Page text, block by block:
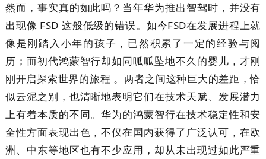
然而，事实真的如此吗？当年华为推出智驾时，并没有
出现像 FSD 这般低级的错误。如今FSD在发展进程上就
像是刚踏入小年的孩子，已然积累了一定的经验与阅
历；而初代鸿蒙智行却如同呱呱坠地不久的婴儿，才刚
刚开启探索世界的旅程 。两者之间这种巨大的差距，恰
似云泥之别，也清晰地表明它们在技术天赋、发展潜力
上有着本质的不同。华为的鸿蒙智行在技术稳定性和安
全性方面表现出色，不仅在国内获得了广泛认可，在欧
洲、中东等地区也有不少应用，却从未出现过如此严重